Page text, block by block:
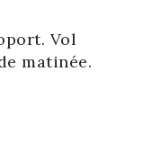
Vol
matinée.